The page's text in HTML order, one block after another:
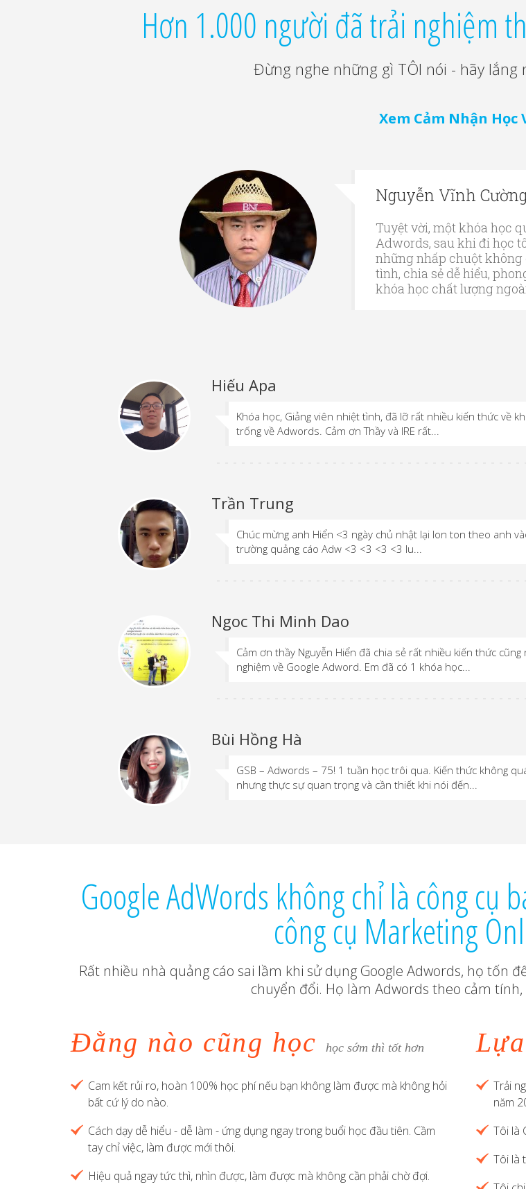
Hơn 1.000 người đã trải nghiệm
Đừng nghe những gì TÔI nói - hãy lắng
Xem Cảm Nhận Học
Nguyễn Vĩnh
Tuyệt vời, một khóa học
Adwords, sau khi đi học
những nhấp chuột không
tình, chia sẻ dễ hiểu,
khóa học chất lượng
Hiếu Apa
Khóa học, Giảng viên nhiệt tình, đã lỡ rất nhiều kiến ​​thức về
trống về Adwords. Cảm ơn Thầy và IRE rất...
Trần Trung
Chúc mừng anh Hiển <3 ngày chủ nhật lại lon ton theo anh
trường quảng cáo Adw <3 <3 <3 <3 Iu...
Ngoc Thi Minh Dao
Cảm ơn thầy Nguyễn Hiển đã chia sẻ rất nhiều kiến thức cũng
nghiệm về Google Adword. Em đã có 1 khóa học...
Bùi Hồng Hà
GSB – Adwords – 75! 1 tuần học trôi qua. Kiến thức không
nhưng thực sự quan trọng và cần thiết khi nói đến...
Google AdWords không chỉ là công cụ
công cụ Marketing
Rất nhiều nhà quảng cáo sai lầm khi sử dụng Google Adwords, họ tốn
chuyển đổi. Họ làm Adwords theo cảm tính,
Đằng nào cũng học học sớm thì tốt hơn
Cam kết rủi ro, hoàn 100% học phí nếu bạn không làm được mà không hỏi
bất cứ lý do nào.
Cách dạy dễ hiểu - dễ làm - ứng dụng ngay trong buổi học đầu tiên. Cầm
tay chỉ việc, làm được mới thôi.
Hiệu quả ngay tức thì, nhìn được, làm được mà không cần phải chờ đợi.
Trải
năm
Tôi là
Tôi là